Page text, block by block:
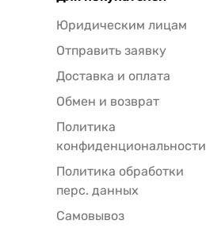
Юридическим лицам
Отправить заявку
Доставка и оплата
Обмен и возврат
Политика
конфиденциональности
Политика обработки
перс. данных
Самовывоз